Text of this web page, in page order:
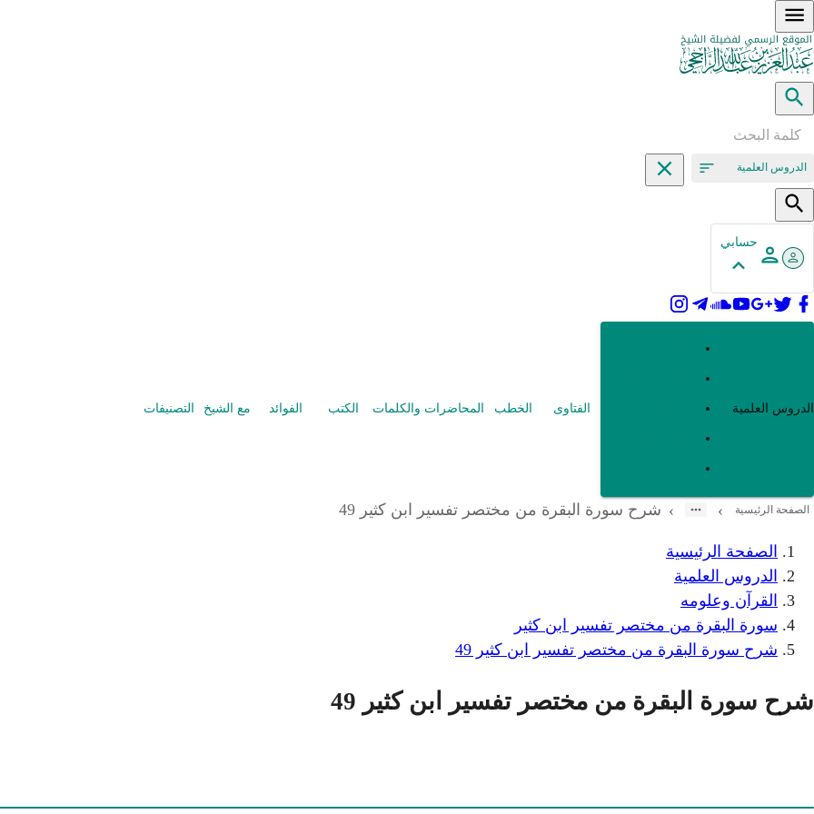
الدروس العلمية
حسابي
الدروس العلمية الفتاوى الخطب المحاضرات والكلمات الكتب الفوائد مع الشيخ التصنيفات
الصفحة الرئيسية ›
› شرح سورة البقرة من مختصر تفسير ابن كثير 49
الصفحة الرئيسية
الدروس العلمية
القرآن وعلومه
سورة البقرة من مختصر تفسير ابن كثير
شرح سورة البقرة من مختصر تفسير ابن كثير 49
شرح سورة البقرة من مختصر تفسير ابن كثير 49